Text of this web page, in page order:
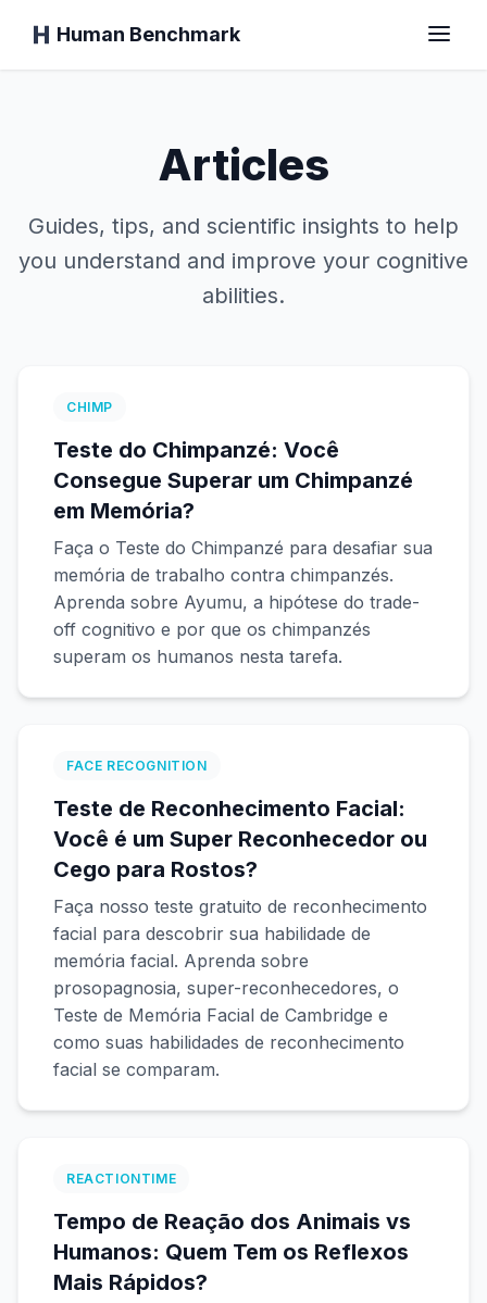
Human Benchmark
Tempo de Reação
Teste do Chimpanzé
Memória Visual
Treinador de Mira
Memória de Números
N-Back
Memória Verbal
Memória Sequencial
Busca de Símbolos
Daltonismo
Memória Facial
Teste de Matiz
Hand-Eye Coordination
FPS Reaction
Articles
Guides, tips, and scientific insights to help
you understand and improve your cognitive
abilities.
CHIMP
Teste do Chimpanzé: Você
Consegue Superar um Chimpanzé
em Memória?
Faça o Teste do Chimpanzé para desafiar sua
memória de trabalho contra chimpanzés.
Aprenda sobre Ayumu, a hipótese do trade-
off cognitivo e por que os chimpanzés
superam os humanos nesta tarefa.
FACE RECOGNITION
Teste de Reconhecimento Facial:
Você é um Super Reconhecedor ou
Cego para Rostos?
Faça nosso teste gratuito de reconhecimento
facial para descobrir sua habilidade de
memória facial. Aprenda sobre
prosopagnosia, super-reconhecedores, o
Teste de Memória Facial de Cambridge e
como suas habilidades de reconhecimento
facial se comparam.
REACTIONTIME
Tempo de Reação dos Animais vs
Humanos: Quem Tem os Reflexos
Mais Rápidos?